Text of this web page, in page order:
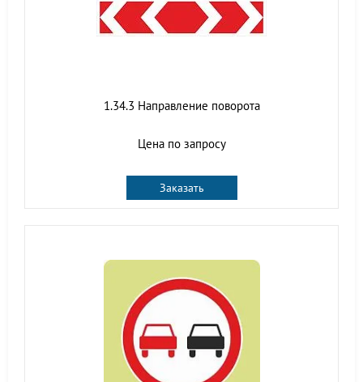
1.34.3 Направление поворота
Цена по запросу
Заказать